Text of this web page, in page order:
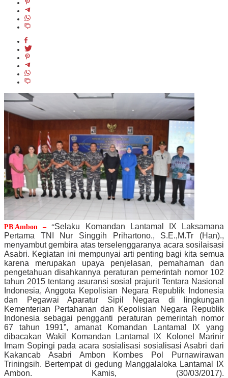
PB|Ambon –“Selaku Komandan Lantamal IX Laksamana
Pertama TNI Nur Singgih Prihartono., S.E.,M.Tr (Han).,
menyambut gembira atas terselenggaranya acara sosilaisasi
Asabri. Kegiatan ini mempunyai arti penting bagi kita semua
karena merupakan upaya penjelasan, pemahaman dan
pengetahuan disahkannya peraturan pemerintah nomor 102
tahun 2015 tentang asuransi sosial prajurit Tentara Nasional
Indonesia, Anggota Kepolisian Negara Republik Indonesia
dan Pegawai Aparatur Sipil Negara di lingkungan
Kementerian Pertahanan dan Kepolisian Negara Republik
Indonesia sebagai pengganti peraturan pemerintah nomor
67 tahun 1991”, amanat Komandan Lantamal IX yang
dibacakan Wakil Komandan Lantamal IX Kolonel Marinir
Imam Sopingi pada acara sosialisasi sosialisasi Asabri dari
Kakancab Asabri Ambon Kombes Pol Purnawirawan
Triningsih. Bertempat di gedung Manggalaloka Lantamal IX
Ambon. Kamis, (30/03/2017).